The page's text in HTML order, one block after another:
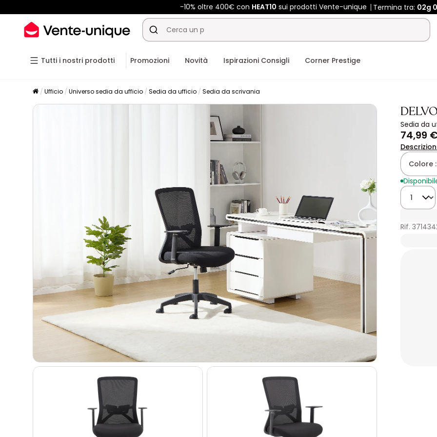
-10% oltre 400€ con HEAT10 sui prodotti Vente-unique Termina tra: 02g
Tutti i nostri prodotti Promozioni Novità Ispirazioni Consigli Corner Prestige
Ufficio Universo sedia da ufficio Sedia da ufficio Sedia da scrivania
Sedia da
74,99
Colore
Quantità
Rif.